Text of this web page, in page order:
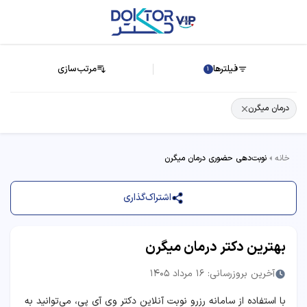
فیلترها 1 مرتب‌سازی
درمان میگرن
خانه نوبت‌دهی حضوری درمان میگرن
اشتراک‌گذاری
بهترین دکتر درمان میگرن
آخرین بروزرسانی: 16 مرداد 1405
با استفاده از سامانه رزرو نوبت آنلاین دکتر وی آی پی، می‌توانید به